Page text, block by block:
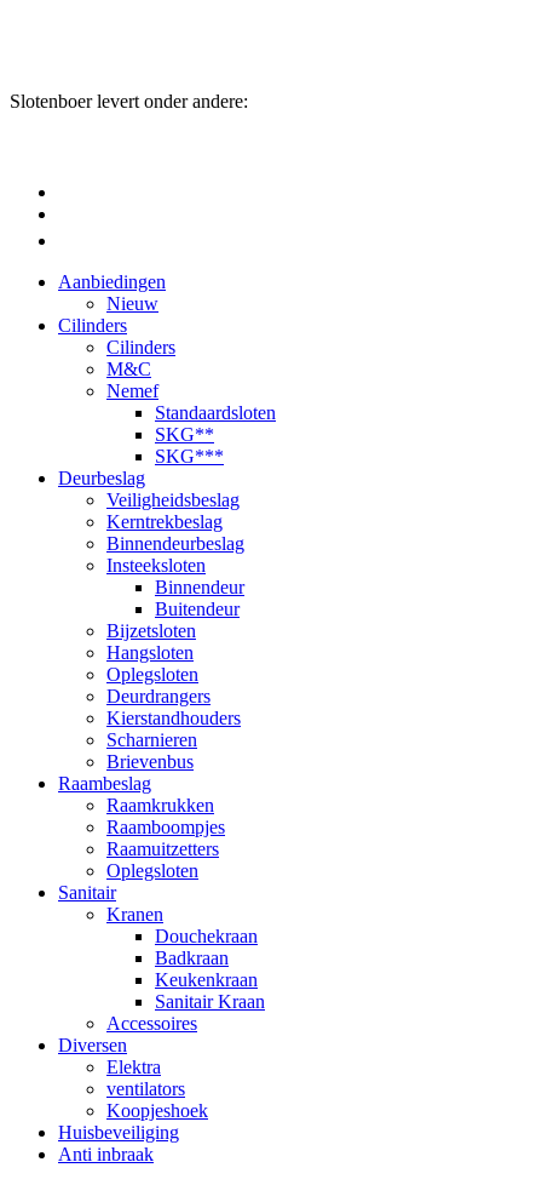
Slotenboer levert onder andere:
Aanbiedingen
Nieuw
Cilinders
Cilinders
M&C
Nemef
Standaardsloten
SKG**
SKG***
Deurbeslag
Veiligheidsbeslag
Kerntrekbeslag
Binnendeurbeslag
Insteeksloten
Binnendeur
Buitendeur
Bijzetsloten
Hangsloten
Oplegsloten
Deurdrangers
Kierstandhouders
Scharnieren
Brievenbus
Raambeslag
Raamkrukken
Raamboompjes
Raamuitzetters
Oplegsloten
Sanitair
Kranen
Douchekraan
Badkraan
Keukenkraan
Sanitair Kraan
Accessoires
Diversen
Elektra
ventilators
Koopjeshoek
Huisbeveiliging
Anti inbraak